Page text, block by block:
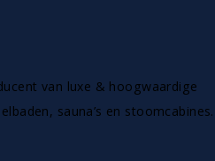
van luxe & hoogwaardige
sauna’s en stoomcabines.